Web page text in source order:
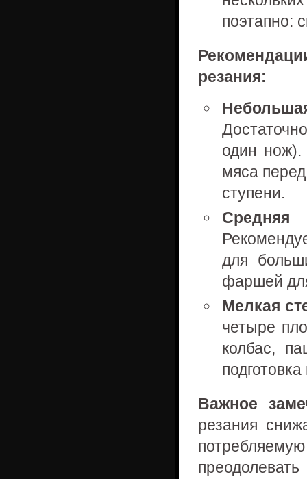
поэтапно:
резания:
один нож).
мяса
ступени.
для
фаршей
Мелкая
четыре
колбас,
Важное
резания